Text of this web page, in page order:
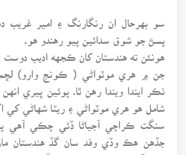
سو بهرحال ان رنگارنگ ۽ امير غريب
پسڻ جو شوق سدائين پيو رهندو هو.
هونئن ته هندستان کان ڪجهه اديب دوست
جن ۾ هري موٽواڻي ( ڪونج وارو)
ٺڪر ايندا ويندا رهن ٿا. پوئين ڀيري
شامل هو هري موٽواڻي ۽ ريٽا شهاڻي کي
سنگت ڪراچي آجياڻا ڏئي چڪي آهي
جڏهن هڪ وڏي وفد سان گڏ هندستان مان